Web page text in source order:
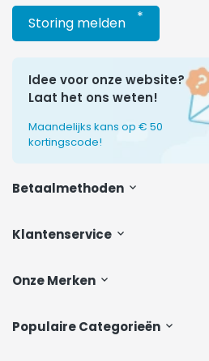
Klantenservice
Onze Merken
Populaire Categorieën
Storing melden *
Idee voor onze website?
Laat het ons weten!
Maandelijks kans op € 50
kortingscode!
Betaalmethoden